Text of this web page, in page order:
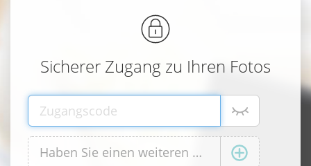
Sicherer Zugang zu Ihren Fotos